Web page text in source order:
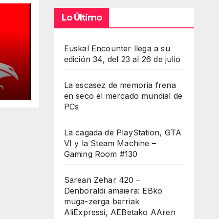
Lo Último
Euskal Encounter llega a su
edición 34, del 23 al 26 de julio
La escasez de memoria frena
en seco el mercado mundial de
PCs
La cagada de PlayStation, GTA
VI y la Steam Machine –
Gaming Room #130
Sarean Zehar 420 –
Denboraldi amaiera: EBko
muga-zerga berriak
AliExpressi, AEBetako AAren